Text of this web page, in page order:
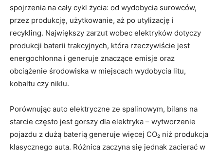
spojrzenia na cały cykl życia: od wydobycia surowców,
przez produkcję, użytkowanie, aż po utylizację i
recykling. Największy zarzut wobec elektryków dotyczy
produkcji baterii trakcyjnych, która rzeczywiście jest
energochłonna i generuje znaczące emisje oraz
obciążenie środowiska w miejscach wydobycia litu,
kobaltu czy niklu.
Porównując auto elektryczne ze spalinowym, bilans na
starcie często jest gorszy dla elektryka – wytworzenie
pojazdu z dużą baterią generuje więcej CO₂ niż produkcja
klasycznego auta. Różnica zaczyna się jednak zacierać w